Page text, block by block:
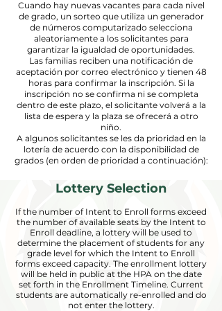
Cuando hay nuevas vacantes para cada nivel
de grado, un sorteo que utiliza un generador
de números computarizado selecciona
aleatoriamente a los solicitantes para
garantizar la igualdad de oportunidades.
Las familias reciben una notificación de
aceptación por correo electrónico y tienen 48
horas para confirmar la inscripción. Si la
inscripción no se confirma ni se completa
dentro de este plazo, el solicitante volverá a la
lista de espera y la plaza se ofrecerá a otro
niño.
A algunos solicitantes se les da prioridad en la
lotería de acuerdo con la disponibilidad de
grados (en orden de prioridad a continuación):
Lottery Selection
If the number of Intent to Enroll forms exceed
the number of available seats by the Intent to
Enroll deadline, a lottery will be used to
determine the placement of students for any
grade level for which the Intent to Enroll
forms exceed capacity. The enrollment lottery
will be held in public at the HPA on the date
set forth in the Enrollment Timeline. Current
students are automatically re-enrolled and do
not enter the lottery.